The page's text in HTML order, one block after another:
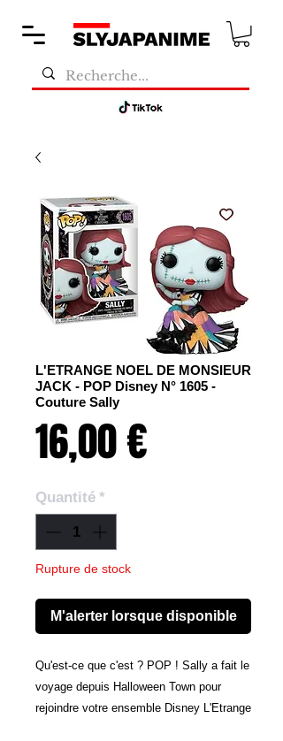
L'ETRANGE NOEL DE MONSIEUR
JACK - POP Disney N° 1605 -
Couture Sally
16,00 €
Quantité *
Rupture de stock
M'alerter lorsque disponible
Qu'est-ce que c'est ? POP ! Sally a fait le
voyage depuis Halloween Town pour
rejoindre votre ensemble Disney L'Etrange